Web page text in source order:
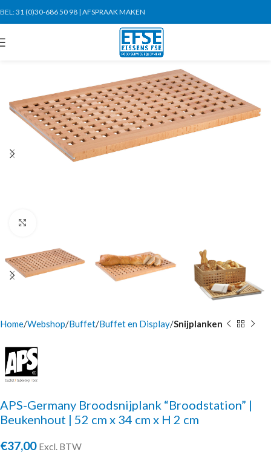
BEL:31 (0)30-686 50 98 | AFSPRAAK MAKEN
Home Webshop Buffet Buffet en Display Snijplanken
APS-Germany Broodsnijplank “Broodstation” |
Beukenhout | 52 cm x 34 cm x H 2 cm
€37,00 Excl. BTW